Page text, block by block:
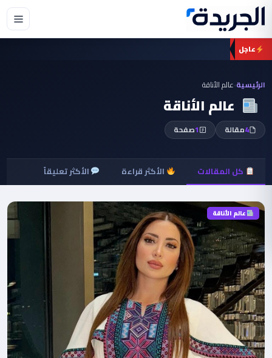
عاجل
الرئيسية›عالم الأناقة
عالم الأناقة
4مقالة 1صفحة
كل المقالات الأكثر قراءة الأكثر تعليقاً
عالم الأناقة